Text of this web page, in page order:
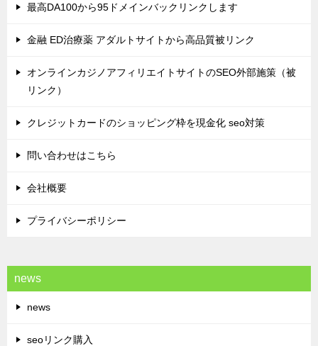
最高DA100から95ドメインバックリンクします
金融 ED治療薬 アダルトサイトから高品質被リンク
オンラインカジノアフィリエイトサイトのSEO外部施策（被
リンク）
クレジットカードのショッピング枠を現金化 seo対策
問い合わせはこちら
会社概要
プライバシーポリシー
news
news
seoリンク購入